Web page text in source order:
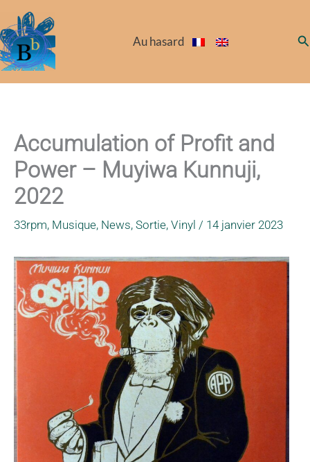
au
contenu
Au hasard
Accumulation of Profit and
Power – Muyiwa Kunnuji,
2022
33rpm, Musique, News, Sortie, Vinyl / 14 janvier 2023